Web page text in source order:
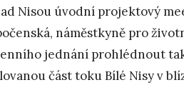
Nisou úvodní projektový
náměstkyně pro
jednání prohlédnout
část toku Bílé Nisy v